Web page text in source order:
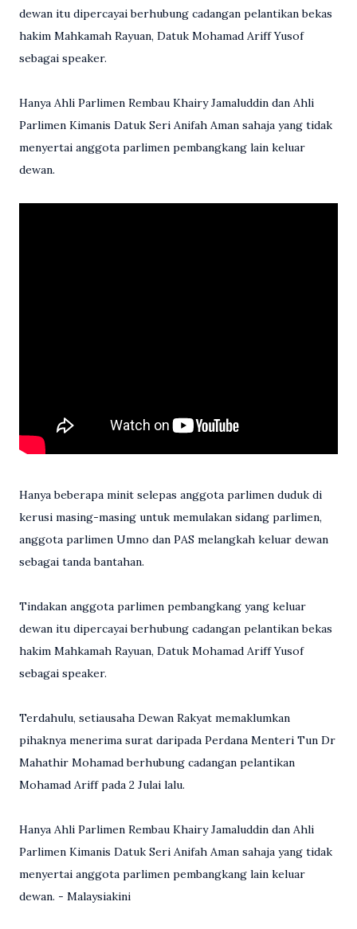
dewan itu dipercayai berhubung cadangan pelantikan bekas
hakim Mahkamah Rayuan, Datuk Mohamad Ariff Yusof
sebagai speaker.
Hanya Ahli Parlimen Rembau Khairy Jamaluddin dan Ahli
Parlimen Kimanis Datuk Seri Anifah Aman sahaja yang tidak
menyertai anggota parlimen pembangkang lain keluar
dewan.
Hanya beberapa minit selepas anggota parlimen duduk di
kerusi masing-masing untuk memulakan sidang parlimen,
anggota parlimen Umno dan PAS melangkah keluar dewan
sebagai tanda bantahan.
Tindakan anggota parlimen pembangkang yang keluar
dewan itu dipercayai berhubung cadangan pelantikan bekas
hakim Mahkamah Rayuan, Datuk Mohamad Ariff Yusof
sebagai speaker.
Terdahulu, setiausaha Dewan Rakyat memaklumkan
pihaknya menerima surat daripada Perdana Menteri Tun Dr
Mahathir Mohamad berhubung cadangan pelantikan
Mohamad Ariff pada 2 Julai lalu.
Hanya Ahli Parlimen Rembau Khairy Jamaluddin dan Ahli
Parlimen Kimanis Datuk Seri Anifah Aman sahaja yang tidak
menyertai anggota parlimen pembangkang lain keluar
dewan. - Malaysiakini